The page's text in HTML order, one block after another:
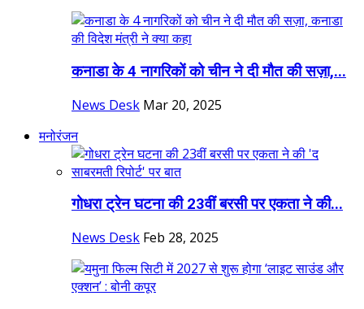
कनाडा के 4 नागरिकों को चीन ने दी मौत की सज़ा,...
News Desk Mar 20, 2025
मनोरंजन
गोधरा ट्रेन घटना की 23वीं बरसी पर एकता ने की...
News Desk Feb 28, 2025